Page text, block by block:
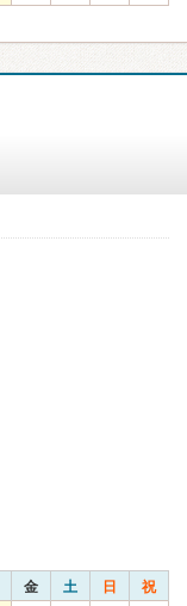
金 土 日 祝